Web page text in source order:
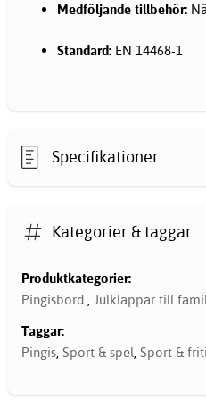
Medföljande tillbehör:
Standard: EN 14468-1
Specifikationer
Kategorier & taggar
Produktkategorier:
Pingisbord
Julklappar till
Taggar:
Pingis Sport & spel Sport &